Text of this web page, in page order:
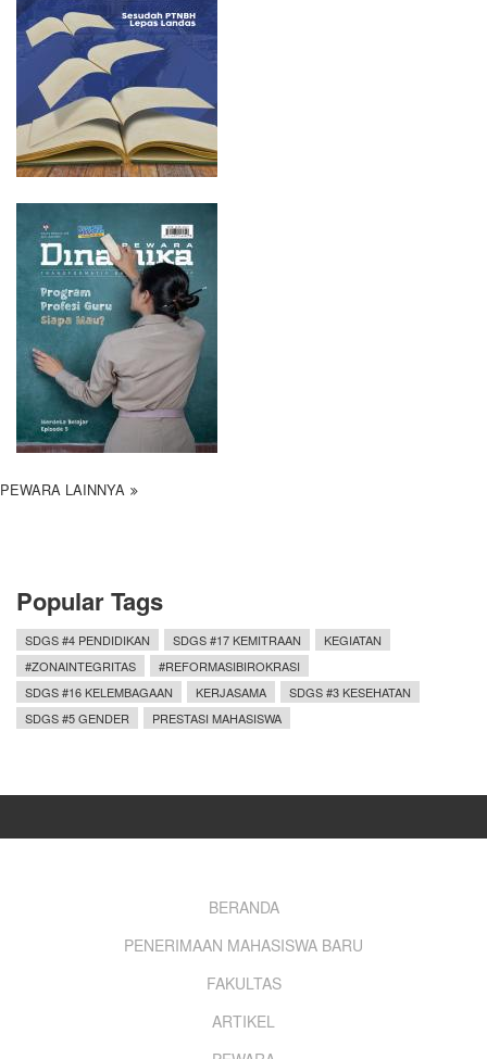
PEWARA LAINNYA
Popular Tags
SDGS #4 PENDIDIKAN SDGS #17 KEMITRAAN
KEGIATAN
#ZONAINTEGRITAS
#REFORMASIBIROKRASI
SDGS #16 KELEMBAGAAN
KERJASAMA
SDGS #3 KESEHATAN
SDGS #5 GENDER
PRESTASI MAHASISWA
BERANDA
PENERIMAAN MAHASISWA BARU
FAKULTAS
ARTIKEL